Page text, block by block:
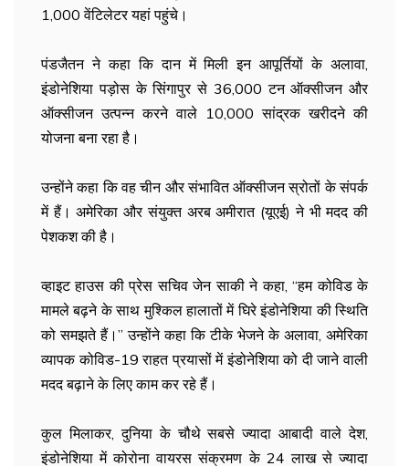
1,000 वेंटिलेटर यहां पहुंचे।
पंडजैतन ने कहा कि दान में मिली इन आपूर्तियों के अलावा,
इंडोनेशिया पड़ोस के सिंगापुर से 36,000 टन ऑक्सीजन और
ऑक्सीजन उत्पन्न करने वाले 10,000 सांद्रक खरीदने की
योजना बना रहा है।
उन्होंने कहा कि वह चीन और संभावित ऑक्सीजन स्रोतों के संपर्क
में हैं। अमेरिका और संयुक्त अरब अमीरात (यूएई) ने भी मदद की
पेशकश की है।
व्हाइट हाउस की प्रेस सचिव जेन साकी ने कहा, “हम कोविड के
मामले बढ़ने के साथ मुश्किल हालातों में घिरे इंडोनेशिया की स्थिति
को समझते हैं।” उन्होंने कहा कि टीके भेजने के अलावा, अमेरिका
व्यापक कोविड-19 राहत प्रयासों में इंडोनेशिया को दी जाने वाली
मदद बढ़ाने के लिए काम कर रहे हैं।
कुल मिलाकर, दुनिया के चौथे सबसे ज्यादा आबादी वाले देश,
इंडोनेशिया में कोरोना वायरस संक्रमण के 24 लाख से ज्यादा